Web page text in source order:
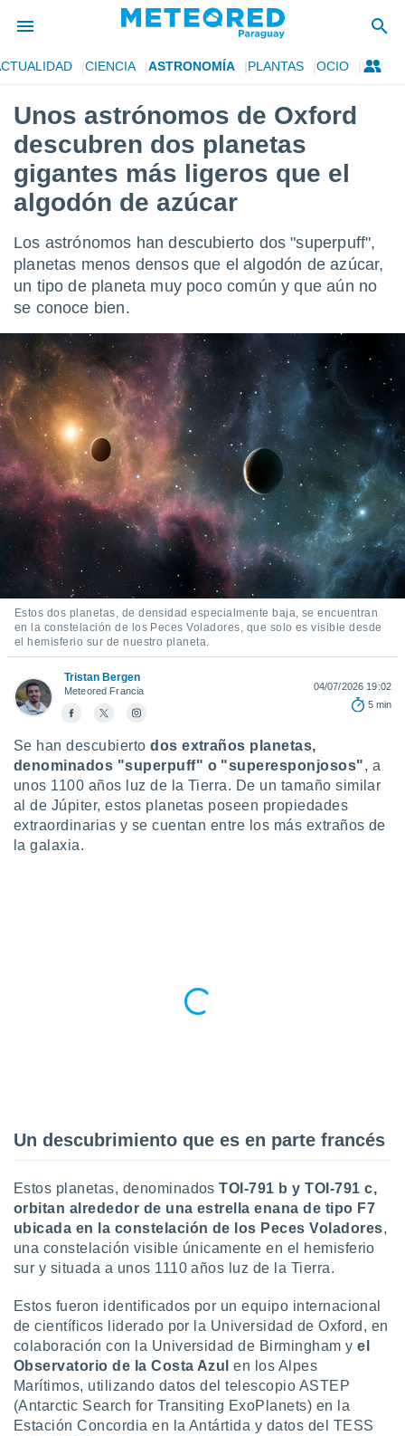
de
ha
por
para
la
que se
a este
las
y
forma
digital
basada
permite
seguir
contenido
coste.
a la
la
todas
nuestros
nos
en
así como
perfil
y
en
cookies
aceptar
de
sitio
de que
sean
el sitio
se
para
ACEPTAR
CONTINUAR
CONFIGURACIÓN
CIENCIA ASTRONOMÍA PLANTAS OCIO
Unos astrónomos de Oxford
descubren dos planetas
gigantes más ligeros que el
algodón de azúcar
Los astrónomos han descubierto dos "superpuff",
planetas menos densos que el algodón de azúcar,
un tipo de planeta muy poco común y que aún no
se conoce bien.
Estos dos planetas, de densidad especialmente baja, se encuentran
en la constelación de los Peces Voladores, que solo es visible desde
el hemisferio sur de nuestro planeta.
Tristan Bergen
Meteored Francia
04/07/2026 19:02
5 min
Se han descubiertodos extraños planetas,
denominados "superpuff" o "superesponjosos", a
unos 1100 años luz de la Tierra. De un tamaño similar
al de Júpiter, estos planetas poseen propiedades
extraordinarias y se cuentan entre los más extraños de
la galaxia.
Un descubrimiento que es en parte francés
Estos planetas, denominadosTOI-791 b y TOI-791 c,
orbitan alrededor de una estrella enana de tipo F7
ubicada en la constelación de los Peces Voladores,
una constelación visible únicamente en el hemisferio
sur y situada a unos 1110 años luz de la Tierra.
Estos fueron identificados por un equipo internacional
de científicos liderado por la Universidad de Oxford, en
colaboración con la Universidad de Birmingham yel
Observatorio de la Costa Azul en los Alpes
Marítimos, utilizando datos del telescopio ASTEP
(Antarctic Search for Transiting ExoPlanets) en la
Estación Concordia en la Antártida y datos del TESS